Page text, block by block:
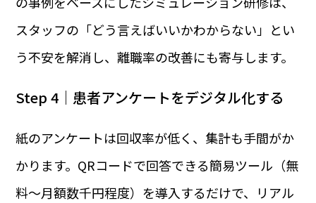
スタッフの「どう言えばいいかわからない」とい
う不安を解消し、離職率の改善にも寄与します。
Step 4｜患者アンケートをデジタル化する
紙のアンケートは回収率が低く、集計も手間がか
かります。QRコードで回答できる簡易ツール（無
料〜月額数千円程度）を導入するだけで、リアル